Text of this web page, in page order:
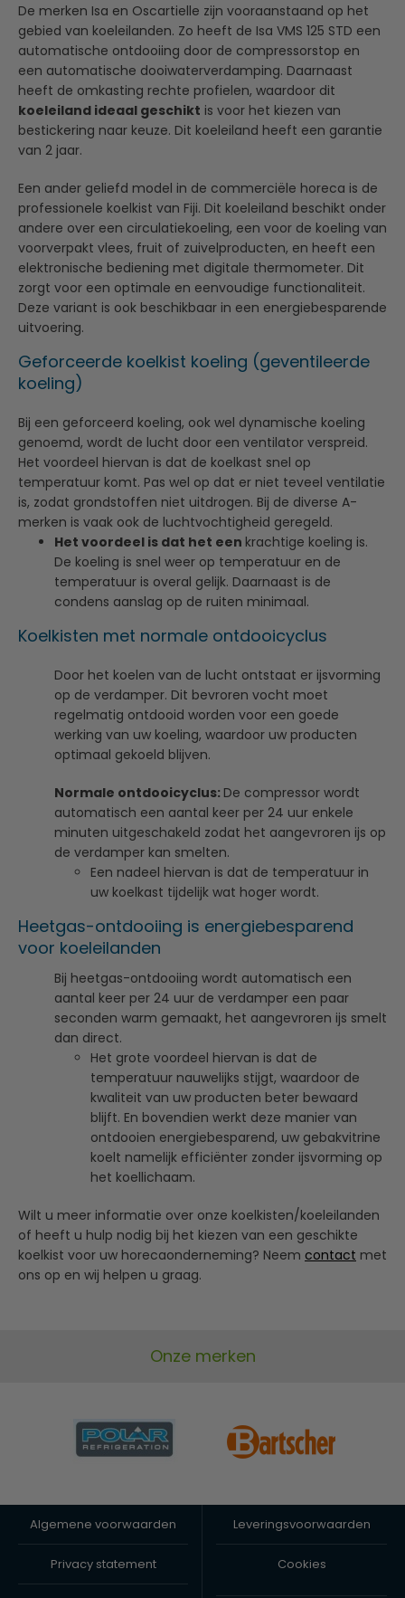
De merken Isa en Oscartielle zijn vooraanstaand op het
gebied van koeleilanden. Zo heeft de Isa VMS 125 STD een
automatische ontdooiing door de compressorstop en
een automatische dooiwaterverdamping. Daarnaast
heeft de omkasting rechte profielen, waardoor dit
koeleiland ideaal geschikt is voor het kiezen van
bestickering naar keuze. Dit koeleiland heeft een garantie
van 2 jaar.
Een ander geliefd model in de commerciële horeca is de
professionele koelkist van Fiji. Dit koeleiland beschikt onder
andere over een circulatiekoeling, een voor de koeling van
voorverpakt vlees, fruit of zuivelproducten, en heeft een
elektronische bediening met digitale thermometer. Dit
zorgt voor een optimale en eenvoudige functionaliteit.
Deze variant is ook beschikbaar in een energiebesparende
uitvoering.
Geforceerde koelkist koeling (geventileerde
koeling)
Bij een geforceerd koeling, ook wel dynamische koeling
genoemd, wordt de lucht door een ventilator verspreid.
Het voordeel hiervan is dat de koelkast snel op
temperatuur komt. Pas wel op dat er niet teveel ventilatie
is, zodat grondstoffen niet uitdrogen. Bij de diverse A-
merken is vaak ook de luchtvochtigheid geregeld.
Het voordeel is dat het een krachtige koeling is.
De koeling is snel weer op temperatuur en de
temperatuur is overal gelijk. Daarnaast is de
condens aanslag op de ruiten minimaal.
Koelkisten met normale ontdooicyclus
Door het koelen van de lucht ontstaat er ijsvorming
op de verdamper. Dit bevroren vocht moet
regelmatig ontdooid worden voor een goede
werking van uw koeling, waardoor uw producten
optimaal gekoeld blijven.
Normale ontdooicyclus: De compressor wordt
automatisch een aantal keer per 24 uur enkele
minuten uitgeschakeld zodat het aangevroren ijs op
de verdamper kan smelten.
Een nadeel hiervan is dat de temperatuur in
uw koelkast tijdelijk wat hoger wordt.
Heetgas-ontdooiing is energiebesparend
voor koeleilanden
Bij heetgas-ontdooiing wordt automatisch een
aantal keer per 24 uur de verdamper een paar
seconden warm gemaakt, het aangevroren ijs smelt
dan direct.
Het grote voordeel hiervan is dat de
temperatuur nauwelijks stijgt, waardoor de
kwaliteit van uw producten beter bewaard
blijft. En bovendien werkt deze manier van
ontdooien energiebesparend, uw gebakvitrine
koelt namelijk efficiënter zonder ijsvorming op
het koellichaam.
Wilt u meer informatie over onze koelkisten/koeleilanden
of heeft u hulp nodig bij het kiezen van een geschikte
koelkist voor uw horecaonderneming? Neem contact met
ons op en wij helpen u graag.
Onze merken
Algemene voorwaarden Leveringsvoorwaarden
Privacy statement Cookies